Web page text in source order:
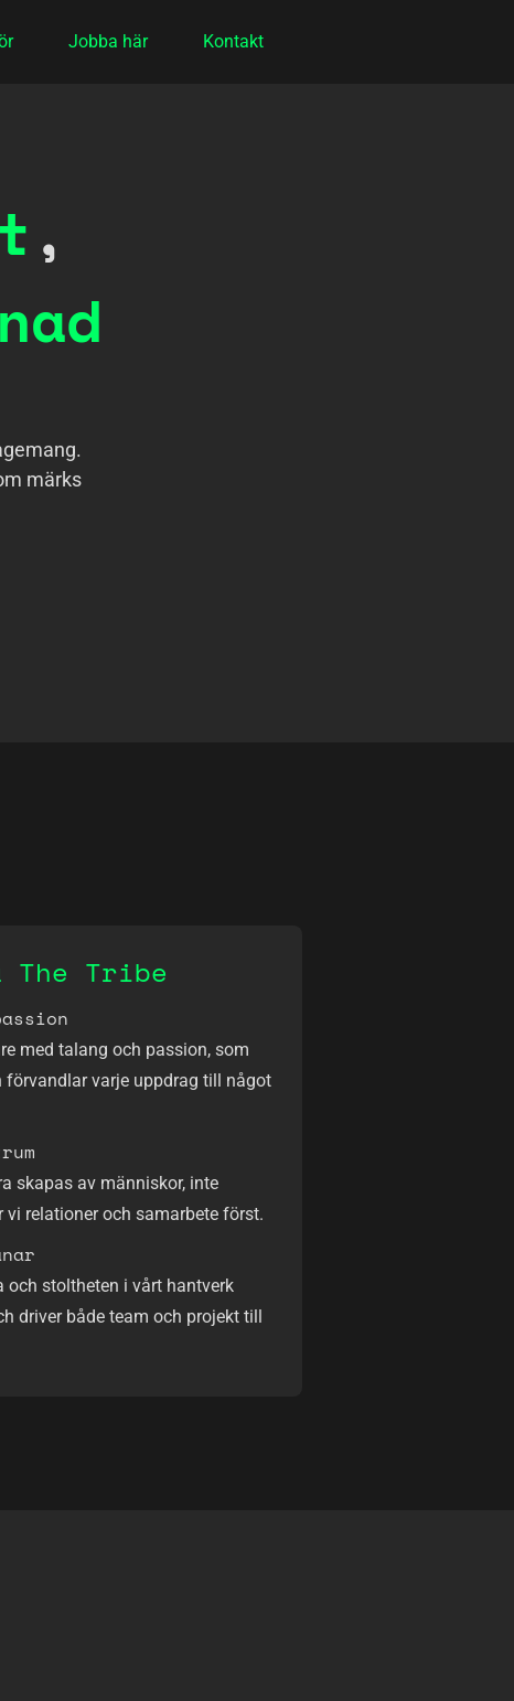
Jobba här Kontakt
,
märks
Tribe
med talang och passion, som
varje uppdrag till något
skapas av människor, inte
vi relationer och samarbete först.
och stoltheten i vårt hantverk
driver både team och projekt till